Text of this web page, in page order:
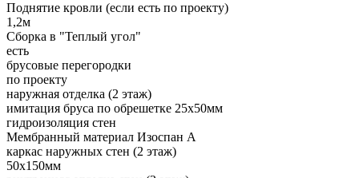
Поднятие кровли (если есть по проекту)
1,2м
Сборка в "Теплый угол"
есть
брусовые перегородки
по проекту
наружная отделка (2 этаж)
имитация бруса по обрешетке 25х50мм
гидроизоляция стен
Мембранный материал Изоспан А
каркас наружных стен (2 этаж)
50х150мм